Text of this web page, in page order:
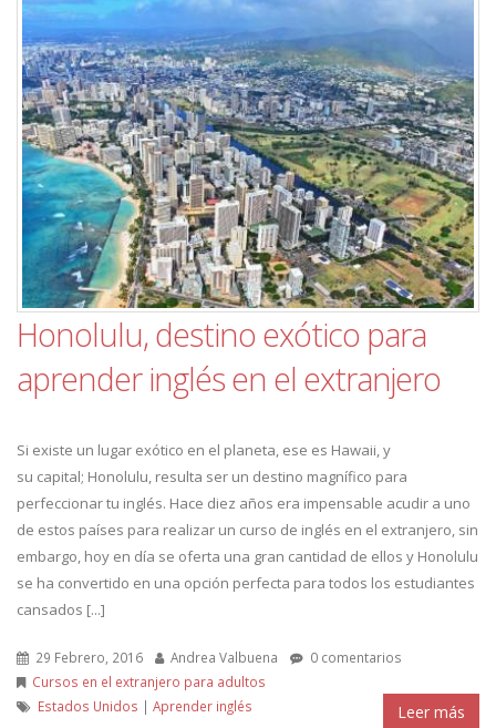
Honolulu, destino exótico para
aprender inglés en el extranjero
Si existe un lugar exótico en el planeta, ese es Hawaii, y
su capital; Honolulu, resulta ser un destino magnífico para
perfeccionar tu inglés. Hace diez años era impensable acudir a uno
de estos países para realizar un curso de inglés en el extranjero, sin
embargo, hoy en día se oferta una gran cantidad de ellos y Honolulu
se ha convertido en una opción perfecta para todos los estudiantes
cansados [...]
29 Febrero, 2016 Andrea Valbuena
0 comentarios
Cursos en el extranjero para adultos
Estados Unidos | Aprender inglés Leer más